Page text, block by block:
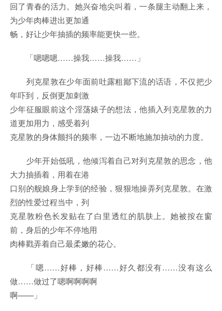
回了青春的活力。她兴奋地尖叫着，一条腿主动翻上来，
为少年肉棒进出更加通
畅，好让少年抽插的频率能更快一些。
「嗯嗯嗯……操我……操我……」
列克星敦在少年面前吐露粗鄙下流的话语，不仅把少
年吓到，反倒更加刺激
少年征服眼前这个淫荡婊子的想法，他插入列克星敦的力
道更加用力，感受着列
克星敦的身体颤抖的频率，一边不断地施加抽动的力度。
少年开始低吼，他倾泻着自己对列克星敦的思念，他
大力抽插着，用着在港
口别的舰娘身上学到的经验，狠狠地操弄列克星敦。在激
烈的性爱过程当中，列
克星敦粉色长发贴在了白里透红的肌肤上。她被按在窗
前，身后的少年不停地用
肉棒戳弄着自己最柔嫩的花心。
「嗯……好棒，好棒……好久都没有……没有这么
做……做过了嗯啊啊啊啊
啊——」